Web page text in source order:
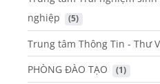
nghiệp
(5)
Trung tâm Thông Tin - Thư
PHÒNG ĐÀO TẠO (1)